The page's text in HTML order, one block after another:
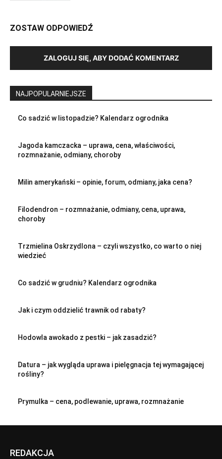
ZOSTAW ODPOWIEDŹ
ZALOGUJ SIĘ, ABY DODAĆ KOMENTARZ
NAJPOPULARNIEJSZE
Co sadzić w listopadzie? Kalendarz ogrodnika
Jagoda kamczacka – uprawa, cena, właściwości,
rozmnażanie, odmiany, choroby
Milin amerykański – opinie, forum, odmiany, jaka cena?
Filodendron – rozmnażanie, odmiany, cena, uprawa,
choroby
Trzmielina Oskrzydlona – czyli wszystko, co warto o niej
wiedzieć
Co sadzić w grudniu? Kalendarz ogrodnika
Jak i czym oddzielić trawnik od rabaty?
Hodowla awokado z pestki – jak zasadzić?
Datura – jak wygląda uprawa i pielęgnacja tej wymagającej
rośliny?
Prymulka – cena, podlewanie, uprawa, rozmnażanie
REDAKCJA